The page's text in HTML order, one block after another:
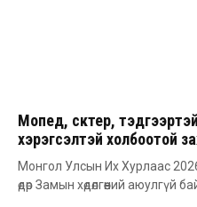
Мопед, скүүтер,
хэрэгсэлтэй холбоотой
Монгол Улсын Их Хурлаас
өдөр Замын хөдөлгөөний аюулгүй